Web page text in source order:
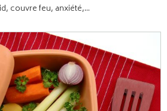
couvre feu, anxiété,...